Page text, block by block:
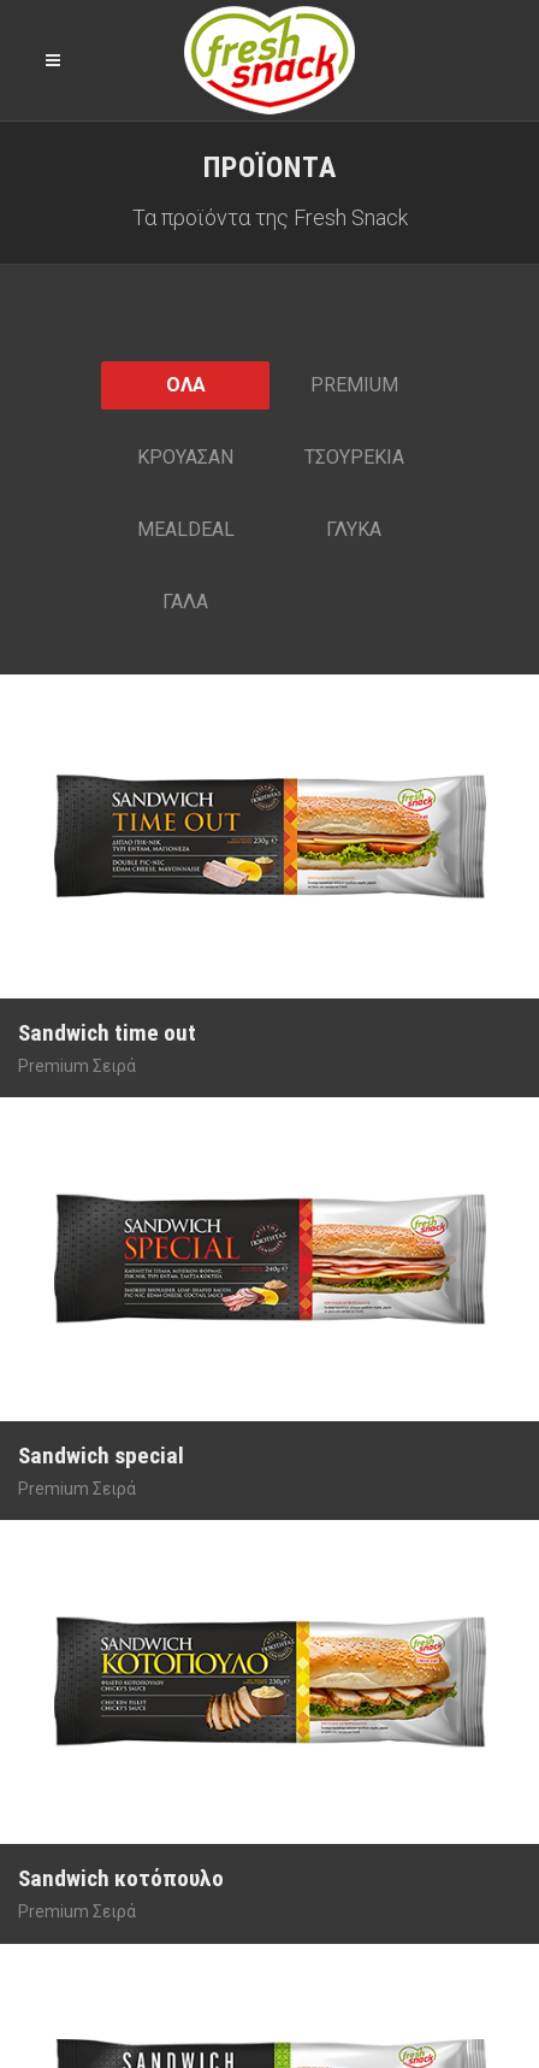
ΠΡΟΪΟΝΤΑ
Τα προϊόντα της Fresh Snack
ΟΛΑ PREMIUM
ΚΡΟΥΑΣΑΝ ΤΣΟΥΡΕΚΙΑ
MEALDEAL ΓΛΥΚΑ
ΓΑΛΑ
Sandwich time out
Premium Σειρά
Sandwich special
Premium Σειρά
Sandwich κοτόπουλο
Premium Σειρά